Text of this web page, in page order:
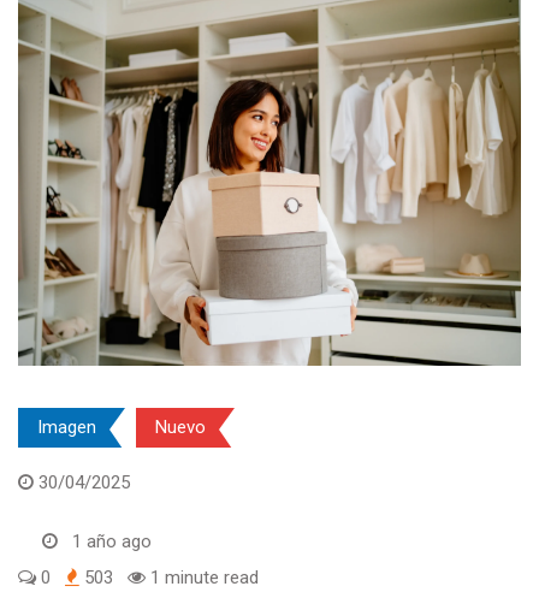
Imagen Nuevo
30/04/2025
1 año ago
0
503 1 minute read